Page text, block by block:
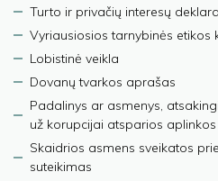
Turto ir privačių interesų
Vyriausiosios tarnybinės etikos
Lobistinė veikla
Dovanų tvarkos aprašas
Padalinys ar asmenys,
už korupcijai atsparios
Skaidrios asmens sveikatos
suteikimas